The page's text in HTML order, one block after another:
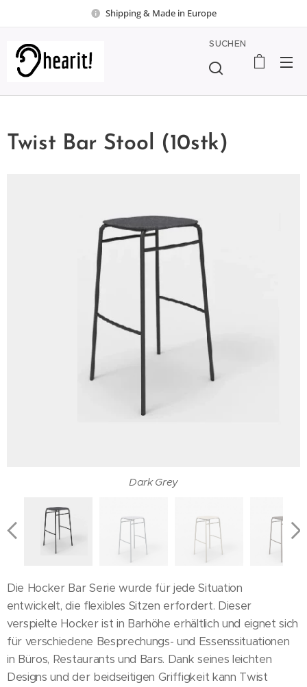
Shipping & Made in Europe
SUCHEN
Twist Bar Stool (10stk)
Dark Grey
Die Hocker Bar Serie wurde für jede Situation
entwickelt, die flexibles Sitzen erfordert. Dieser
verspielte Hocker ist in Barhöhe erhältlich und eignet sich
für verschiedene Besprechungs- und Essenssituationen
in Büros, Restaurants und Bars. Dank seines leichten
Designs und der beidseitigen Griffigkeit kann Twist